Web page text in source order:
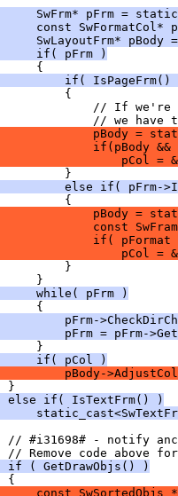
SwFrm* pFrm =
const SwFormatCol*
SwLayoutFrm* pBody
if( pFrm )
if( IsPageFrm()
pBody =
if(pBody
pCol =
else if( pFrm-
pBody =
const
if( pFormat
pCol =
while( pFrm )
pFrm-
pFrm = pFrm-
if( pCol )
pBody-
else if( IsTextFrm() )
if ( GetDrawObjs() )
const SwSortedObjs